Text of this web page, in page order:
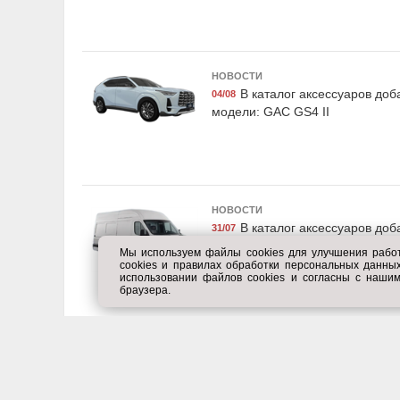
Exist E27099BF4
Жидкость тормозная DOT
4|DOT 4 +, "BRAKE FLUID",
Suprotec
Очиститель
НОВОСТИ
04/08 В каталог аксессуаров
модели: GAC GS4 II
НОВОСТИ
31/07 В каталог аксессуаров
модели: Sollers SF5
Мы используем файлы cookies для улучшения
cookies и правилах обработки персональных
использовании файлов cookies и согласны с
браузера.